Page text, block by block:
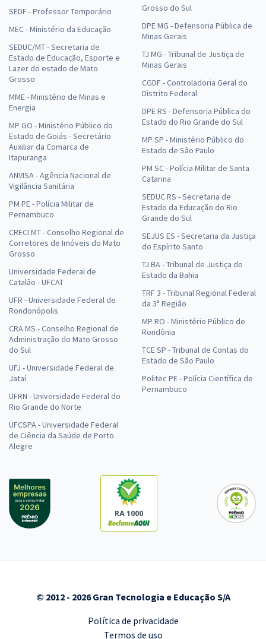
SEDF - Professor Temporário
MEC - Ministério da Educação
SEDUC/MT - Secretaria de
Estado de Educação, Esporte e
Lazer do estado de Mato
Grosso
MME - Ministério de Minas e
Energia
MP GO - Ministério Público do
Estado de Goiás - Secretário
Auxiliar da Comarca de
Itapuranga
ANVISA - Agência Nacional de
Vigilância Sanitária
PM PE - Polícia Militar de
Pernambuco
CRECI MT - Conselho Regional de
Corretores de Imóveis do Mato
Grosso
Universidade Federal de
Catalão - UFCAT
UFR - Universidade Federal de
Rondonópolis
CRA MS - Conselho Regional de
Administração do Mato Grosso
do Sul
UFJ - Universidade Federal de
Jataí
UFRN - Universidade Federal do
Rio Grande do Norte
UFCSPA - Universidade Federal
de Ciência da Saúde de Porto
Alegre
Grosso do Sul
DPE MG - Defensoria Pública de
Minas Gerais
TJ MG - Tribunal de Justiça de
Minas Gerais
CGDF - Controladoria Geral do
Distrito Federal
DPE RS - Defensoria Pública do
Estado do Rio Grande do Sul
MP SP - Ministério Público do
Estado de São Paulo
PM SC - Polícia Militar de Santa
Catarina
SEDUC RS - Secretaria de
Estado da Educação do Rio
Grande do Sul
SEJUS ES - Secretaria da Justiça
do Espírito Santo
TJ BA - Tribunal de Justiça do
Estado da Bahia
TRF 3 - Tribunal Regional Federal
da 3ª Região
MP RO - Ministério Público de
Rondônia
TCE SP - Tribunal de Contas do
Estado de São Paulo
Politec PE - Polícia Científica de
Pernambuco
RA 1000
© 2012 - 2026 Gran Tecnologia e Educação S/A
Política de privacidade
Termos de uso